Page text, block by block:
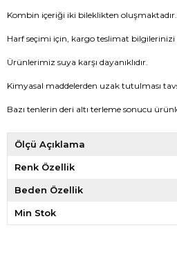
Kombin içeriği iki bileklikten oluşmaktadır.
Harf seçimi için, kargo teslimat
Ürünlerimiz suya karşı dayanıklıdır.
Kimyasal maddelerden uzak tutulması
Bazı tenlerin deri altı terleme sonucu
Ölçü Açıklama
Renk Özellik
Beden Özellik
Min Stok